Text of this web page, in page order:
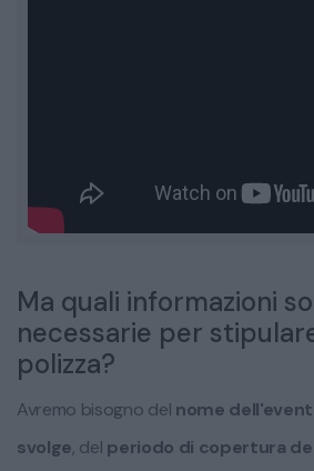
Ma quali informazioni
necessarie per
polizza?
Avremo bisogno del nome
svolge, del periodo di copertura